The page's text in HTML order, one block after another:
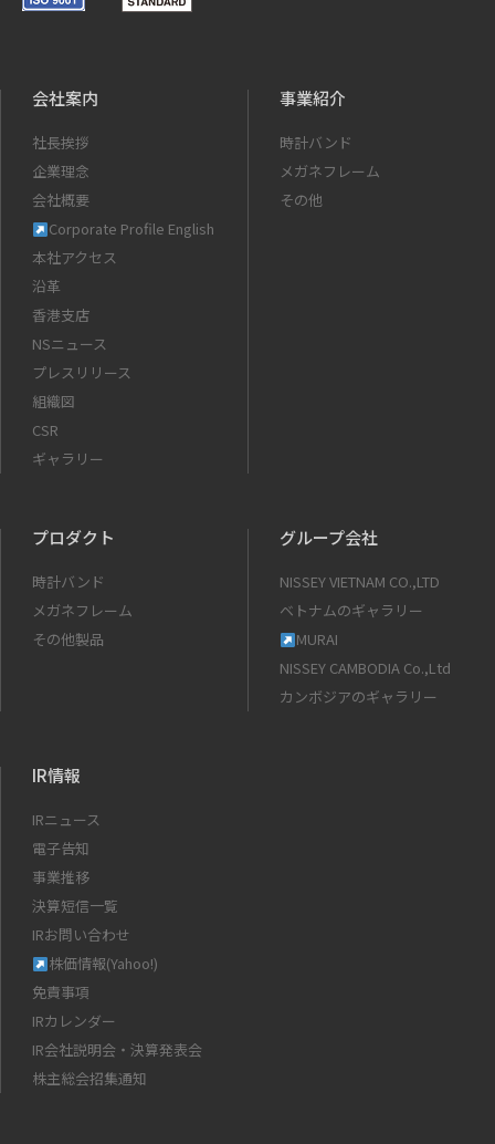
会社案内
社長挨拶
企業理念
会社概要
Corporate Profile English
本社アクセス
沿革
香港支店
NSニュース
プレスリリース
組織図
CSR
ギャラリー
事業紹介
時計バンド
メガネフレーム
その他
プロダクト
時計バンド
メガネフレーム
その他製品
グループ会社
NISSEY VIETNAM CO.,LTD
ベトナムのギャラリー
MURAI
NISSEY CAMBODIA Co.,Ltd
カンボジアのギャラリー
IR情報
IRニュース
電子告知
事業推移
決算短信一覧
IRお問い合わせ
株価情報(Yahoo!)
免責事項
IRカレンダー
IR会社説明会・決算発表会
株主総会招集通知